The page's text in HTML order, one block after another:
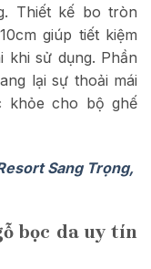
Thiết kế bo tròn
giúp tiết kiệm
khi sử dụng. Phần
lại sự thoải mái
khỏe cho bộ ghế
Sang Trọng,
bọc da uy tín